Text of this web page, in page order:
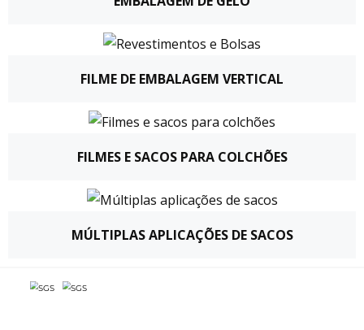
FILME DE EMBALAGEM VERTICAL
FILMES E SACOS PARA COLCHÕES
MÚLTIPLAS APLICAÇÕES DE SACOS